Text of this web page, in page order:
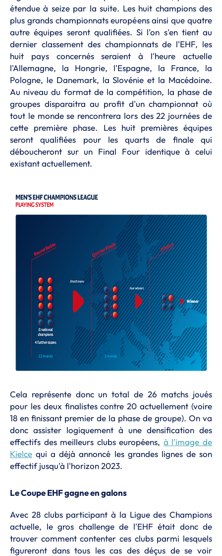
étendue à seize par la suite. Les huit champions des
plus grands championnats européens ainsi que quatre
autre équipes seront qualifiées. Si l'on s'en tient au
dernier classement des championnats de l'EHF, les
huit pays concernés seraient à l'heure actuelle
l'Allemagne, la Hongrie, l'Espagne, la France, la
Pologne, le Danemark, la Slovénie et la Macédoine.
Au niveau du format de la compétition, la phase de
groupes disparaitra au profit d'un championnat où
tout le monde se rencontrera lors des 22 journées de
cette première phase. Les huit premières équipes
seront qualifiées pour les quarts de finale qui
déboucheront sur un Final Four identique à celui
existant actuellement.
Cela représente donc un total de 26 matchs joués
pour les deux finalistes contre 20 actuellement (voire
18 en finissant premier de la phase de groupe). On va
donc assister logiquement à une densification des
effectifs des meilleurs clubs européens, à l'image de
Kielce qui a déjà annoncé les grandes lignes de son
effectif jusqu'à l'horizon 2023.
Le Coupe EHF gagne en galons
Avec 28 clubs participant à la Ligue des Champions
actuelle, le gros challenge de l'EHF était donc de
trouver comment contenter ces clubs parmi lesquels
figureront dans tous les cas des déçus de se voir